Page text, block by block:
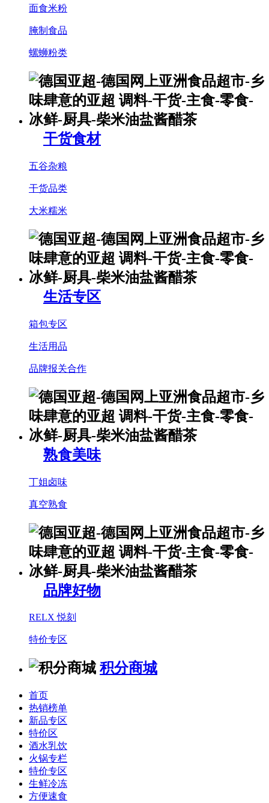
面食米粉
腌制食品
螺蛳粉类
干货食材
五谷杂粮
干货品类
大米糯米
生活专区
箱包专区
生活用品
品牌报关合作
熟食美味
丁姐卤味
真空熟食
品牌好物
RELX 悦刻
特价专区
积分商城
首页
热销榜单
新品专区
特价区
酒水乳饮
火锅专栏
特价专区
生鲜冷冻
方便速食